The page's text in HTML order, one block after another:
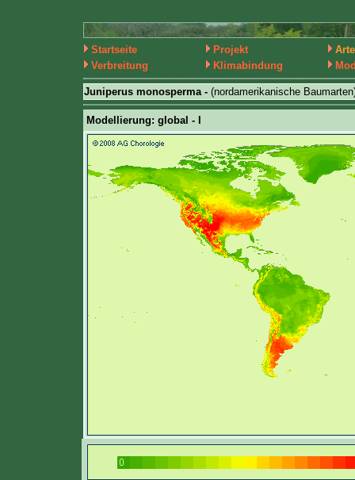
Startseite Projekt
Verbreitung
Klimabindung
Juniperus monosperma - (nordamerikanische
Modellierung: global - I